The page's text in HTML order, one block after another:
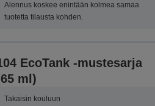
Alennus koskee enintään kolmea samaa
tuotetta tilausta kohden.
EcoTank -mustesarja
ml)
Takaisin kouluun